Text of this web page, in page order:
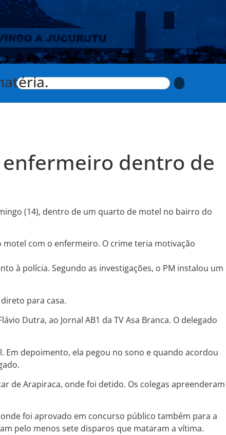
dentro de
(14), dentro de um quarto de motel no bairro do
motel com o enfermeiro. O crime teria motivação
à polícia. Segundo as investigações, o PM instalou um
para casa.
Dutra, ao Jornal AB1 da TV Asa Branca. O delegado
Em depoimento, ela pegou no sono e quando acordou
de Arapiraca, onde foi detido. Os colegas apreenderam
foi aprovado em concurso público também para a
pelo menos sete disparos que mataram a vítima.